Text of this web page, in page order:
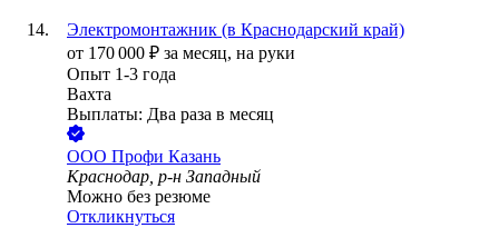
Электромонтажник (в Краснодарский край)
от 170 000 ₽ за месяц, на руки
Опыт 1-3 года
Вахта
Выплаты: Два раза в месяц
ООО Профи Казань
Краснодар, р-н Западный
Можно без резюме
Откликнуться